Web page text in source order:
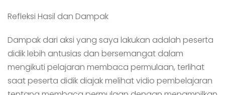
Refleksi Hasil dan Dampak
Dampak dari aksi yang saya lakukan adalah peserta
didik lebih antusias dan bersemangat dalam
mengikuti pelajaran membaca permulaan, terlihat
saat peserta didik diajak melihat vidio pembelajaran